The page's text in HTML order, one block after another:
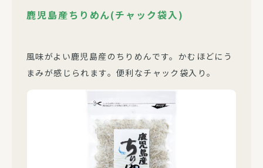
鹿児島産ちりめん(チャック袋入)
風味がよい鹿児島産のちりめんです。かむほどにう
まみが感じられます。便利なチャック袋入り。